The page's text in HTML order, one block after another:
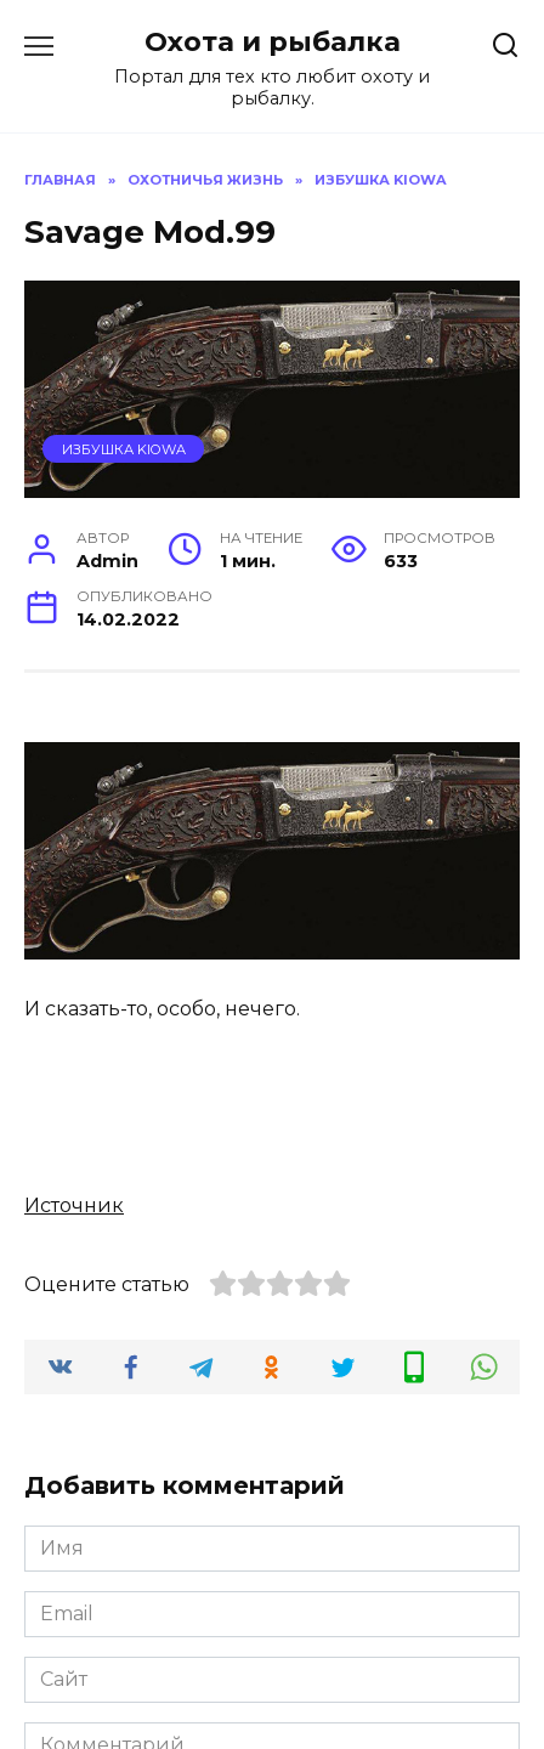
содержанию
Охота и рыбалка
Портал для тех кто любит охоту и
рыбалку.
ГЛАВНАЯ » ОХОТНИЧЬЯ ЖИЗНЬ » ИЗБУШКА KIOWA
Savage Mod.99
ИЗБУШКА KIOWA
АВТОР
Admin
НА ЧТЕНИЕ
1 мин.
ПРОСМОТРОВ
633
ОПУБЛИКОВАНО
14.02.2022
И сказать-то, особо, нечего.
Источник
Оцените статью
Добавить комментарий
Имя
*
Email
*
Сайт
Комментарий